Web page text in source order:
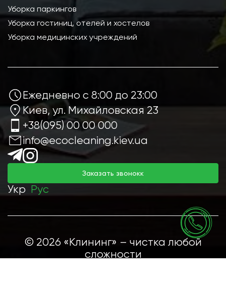
Уборка паркингов
Уборка гостиниц, отелей и хостелов
Уборка медицинских учреждений
Ежедневно с 8:00 до 23:00
Киев, ул. Михайловская 23
+38(095) 00 00 000
info@ecocleaning.kiev.ua
Заказать звонокк
Укр Рус
© 2026 «Клининг» – чистка любой
сложности